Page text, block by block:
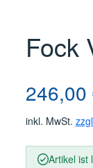
Fock
Regulärer
246,00
inkl. MwSt.
Artikel ist